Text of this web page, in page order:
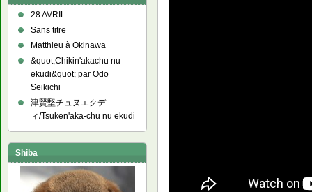
28 AVRIL
Sans titre
Matthieu à Okinawa
&quot;Chikin'akachu nu
ekudi&quot; par Odo
Seikichi
津賢堅チュヌエクデ
ィ/Tsuken'aka-chu nu ekudi
Shiba